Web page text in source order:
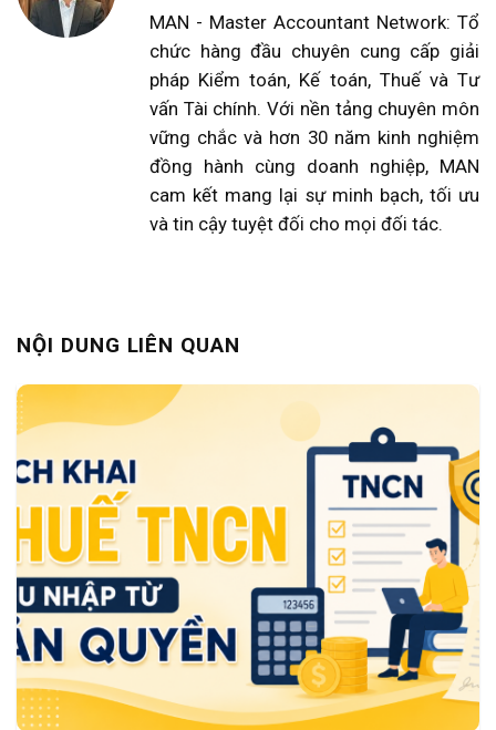
MAN - Master Accountant Network: Tổ
chức hàng đầu chuyên cung cấp giải
pháp Kiểm toán, Kế toán, Thuế và Tư
vấn Tài chính. Với nền tảng chuyên môn
vững chắc và hơn 30 năm kinh nghiệm
đồng hành cùng doanh nghiệp, MAN
cam kết mang lại sự minh bạch, tối ưu
và tin cậy tuyệt đối cho mọi đối tác.
NỘI DUNG LIÊN QUAN